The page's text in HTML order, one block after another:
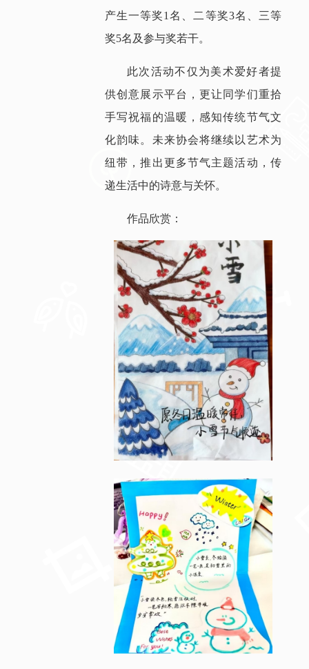
产生一等奖1名、二等奖3名、三等
奖5名及参与奖若干。
此次活动不仅为美术爱好者提
供创意展示平台，更让同学们重拾
手写祝福的温暖，感知传统节气文
化韵味。未来协会将继续以艺术为
纽带，推出更多节气主题活动，传
递生活中的诗意与关怀。
作品欣赏：